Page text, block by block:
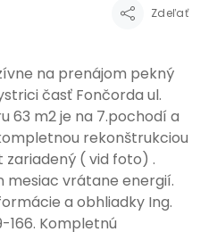
Zdeľať
na prenájom pekný
časť Fončorda ul.
63 m2 je na 7.pochodí a
rekonštrukciou
( vid foto) .
mesiac vrátane energií.
a obhliadky Ing.
166. Kompletnú